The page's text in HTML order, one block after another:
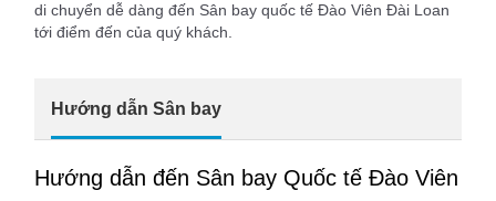
di chuyển dễ dàng đến Sân bay quốc tế Đào Viên Đài Loan
tới điểm đến của quý khách.
Hướng dẫn Sân bay
Hướng dẫn đến Sân bay Quốc tế Đào Viên